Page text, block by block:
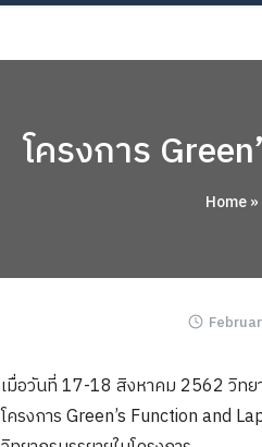
โครงการ
Home»
เมื่อวันที่ 17-18 สิงหาคม 2562 วิทย
โครงการ Green’s Function and